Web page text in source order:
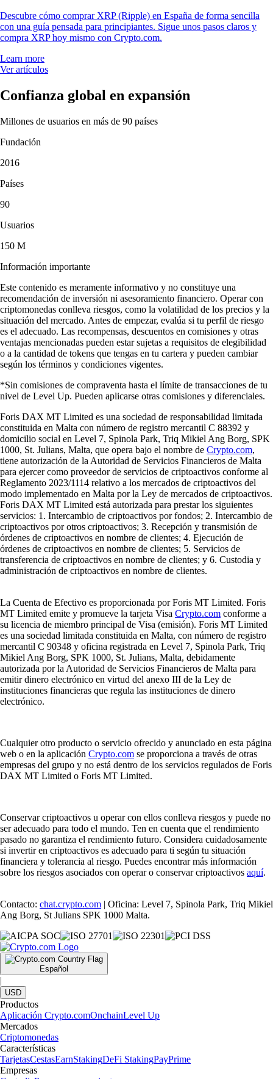
Descubre cómo comprar XRP (Ripple) en España de forma sencilla
con una guía pensada para principiantes. Sigue unos pasos claros y
compra XRP hoy mismo con Crypto.com.
Learn more
Ver artículos
Confianza global en expansión
Millones de usuarios en más de 90 países
Fundación
2016
Países
90
Usuarios
150 M
Información importante
Este contenido es meramente informativo y no constituye una
recomendación de inversión ni asesoramiento financiero. Operar con
criptomonedas conlleva riesgos, como la volatilidad de los precios y la
situación del mercado. Antes de empezar, evalúa si tu perfil de riesgo
es el adecuado. Las recompensas, descuentos en comisiones y otras
ventajas mencionadas pueden estar sujetas a requisitos de elegibilidad
o a la cantidad de tokens que tengas en tu cartera y pueden cambiar
según los términos y condiciones vigentes.
*Sin comisiones de compraventa hasta el límite de transacciones de tu
nivel de Level Up. Pueden aplicarse otras comisiones y diferenciales.
Foris DAX MT Limited es una sociedad de responsabilidad limitada
constituida en Malta con número de registro mercantil C 88392 y
domicilio social en Level 7, Spinola Park, Triq Mikiel Ang Borg, SPK
1000, St. Julians, Malta, que opera bajo el nombre de Crypto.com,
tiene autorización de la Autoridad de Servicios Financieros de Malta
para ejercer como proveedor de servicios de criptoactivos conforme al
Reglamento 2023/1114 relativo a los mercados de criptoactivos del
modo implementado en Malta por la Ley de mercados de criptoactivos.
Foris DAX MT Limited está autorizada para prestar los siguientes
servicios: 1. Intercambio de criptoactivos por fondos; 2. Intercambio de
criptoactivos por otros criptoactivos; 3. Recepción y transmisión de
órdenes de criptoactivos en nombre de clientes; 4. Ejecución de
órdenes de criptoactivos en nombre de clientes; 5. Servicios de
transferencia de criptoactivos en nombre de clientes; y 6. Custodia y
administración de criptoactivos en nombre de clientes.
La Cuenta de Efectivo es proporcionada por Foris MT Limited. Foris
MT Limited emite y promueve la tarjeta Visa Crypto.com conforme a
su licencia de miembro principal de Visa (emisión). Foris MT Limited
es una sociedad limitada constituida en Malta, con número de registro
mercantil C 90348 y oficina registrada en Level 7, Spinola Park, Triq
Mikiel Ang Borg, SPK 1000, St. Julians, Malta, debidamente
autorizada por la Autoridad de Servicios Financieros de Malta para
emitir dinero electrónico en virtud del anexo III de la Ley de
instituciones financieras que regula las instituciones de dinero
electrónico.
Cualquier otro producto o servicio ofrecido y anunciado en esta página
web o en la aplicación Crypto.com se proporciona a través de otras
empresas del grupo y no está dentro de los servicios regulados de Foris
DAX MT Limited o Foris MT Limited.
Conservar criptoactivos u operar con ellos conlleva riesgos y puede no
ser adecuado para todo el mundo. Ten en cuenta que el rendimiento
pasado no garantiza el rendimiento futuro. Considera cuidadosamente
si invertir en criptoactivos es adecuado para ti según tu situación
financiera y tolerancia al riesgo. Puedes encontrar más información
sobre los riesgos asociados con operar o conservar criptoactivos aquí.
Contacto: chat.crypto.com | Oficina: Level 7, Spinola Park, Triq Mikiel
Ang Borg, St Julians SPK 1000 Malta.
Español
|
USD
Productos
Aplicación Crypto.comOnchainLevel Up
Mercados
Criptomonedas
Características
TarjetasCestasEarnStakingDeFi StakingPayPrime
Empresas